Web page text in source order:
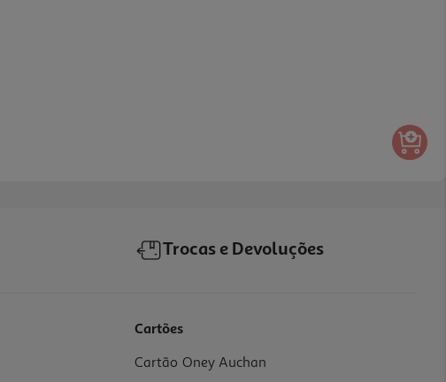
Trocas e Devoluções
Cartões
Cartão Oney Auchan